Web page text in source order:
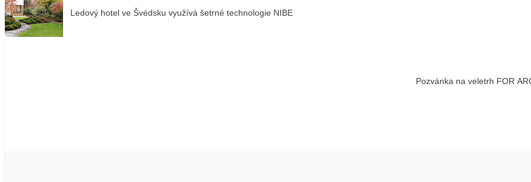
Ledový hotel ve Švédsku využívá šetrné technologie NIBE
Pozvánka na veletrh FOR